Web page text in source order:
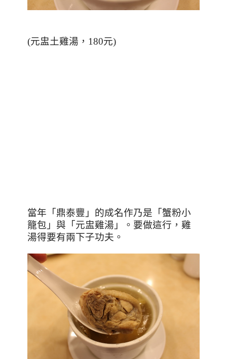
(元盅土雞湯，180元)
當年「鼎泰豐」的成名作乃是「蟹粉小
籠包」與「元盅雞湯」。要做這行，雞
湯得要有兩下子功夫。